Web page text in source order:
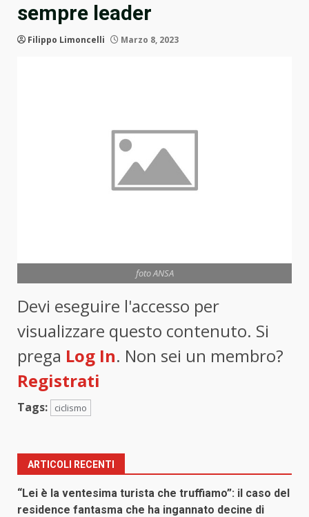
sempre leader
Filippo Limoncelli Marzo 8, 2023
foto ANSA
Devi eseguire l'accesso per
visualizzare questo contenuto. Si
prega Log In. Non sei un membro?
Registrati
Tags: ciclismo
ARTICOLI RECENTI
“Lei è la ventesima turista che truffiamo”: il caso del
residence fantasma che ha ingannato decine di